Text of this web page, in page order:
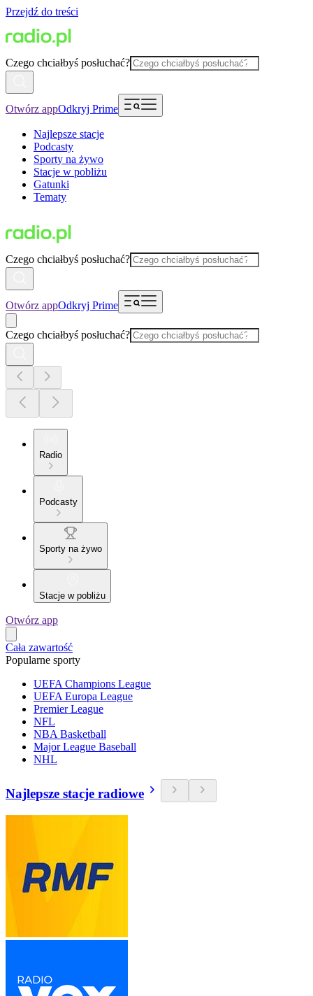
Przejdź do treści
Czego chciałbyś posłuchać?
Otwórz appOdkryj Prime
Najlepsze stacje
Podcasty
Sporty na żywo
Stacje w pobliżu
Gatunki
Tematy
Czego chciałbyś posłuchać?
Otwórz appOdkryj Prime
Czego chciałbyś posłuchać?
Radio
Podcasty
Sporty na żywo
Stacje w pobliżu
Otwórz app
Cała zawartość
Popularne sporty
UEFA Champions League
UEFA Europa League
Premier League
NFL
NBA Basketball
Major League Baseball
NHL
Najlepsze stacje radiowe